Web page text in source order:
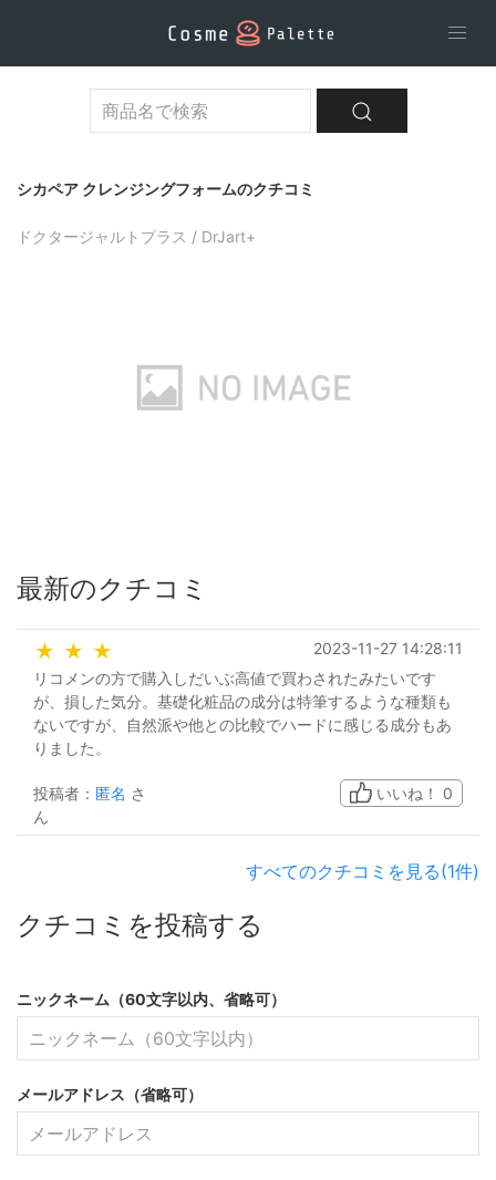
シカペア クレンジングフォームのクチコミ
ドクタージャルトプラス / DrJart+
最新のクチコミ
★ ★ ★
2023-11-27 14:28:11
リコメンの方で購入しだいぶ高値で買わされたみたいです
が、損した気分。基礎化粧品の成分は特筆するような種類も
ないですが、自然派や他との比較でハードに感じる成分もあ
りました。
投稿者： 匿名 さ
ん
いいね！ 0
すべてのクチコミを見る(1件)
クチコミを投稿する
ニックネーム（60文字以内、省略可）
メールアドレス（省略可）